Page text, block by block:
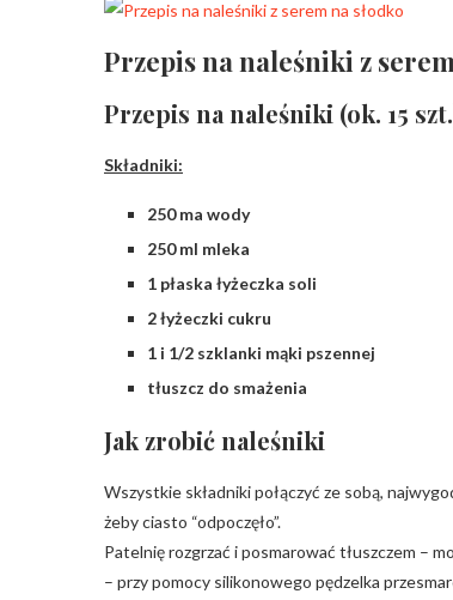
Przepis na naleśniki z
Przepis na naleśniki (ok. 15
Składniki:
250 ma wody
250 ml mleka
1 płaska łyżeczka soli
2 łyżeczki cukru
1 i 1/2 szklanki mąki pszennej
tłuszcz do smażenia
Jak zrobić naleśniki
Wszystkie składniki połączyć ze sobą,
żeby ciasto “odpoczęło”.
Patelnię rozgrzać i posmarować tłuszczem –
– przy pomocy silikonowego pędzelka